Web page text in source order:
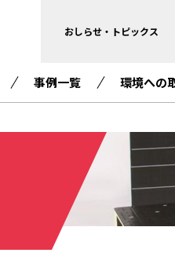
おしらせ・トピックス
事例一覧 環境への